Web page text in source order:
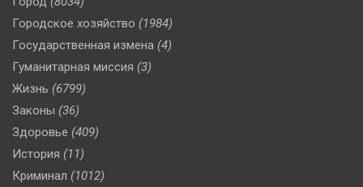
Городское хозяйство (1984)
Государственная измена (4)
Гуманитарная миссия (3)
Жизнь (6799)
Законы (36)
Здоровье (409)
История (11)
Криминал (1012)